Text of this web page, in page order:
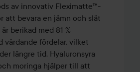
av innovativ Fleximatte™-
att bevara en jämn och slät
berikad med 81 %
vårdande fördelar, vilket
längre tid. Hyaluronsyra
moringa hjälper till att